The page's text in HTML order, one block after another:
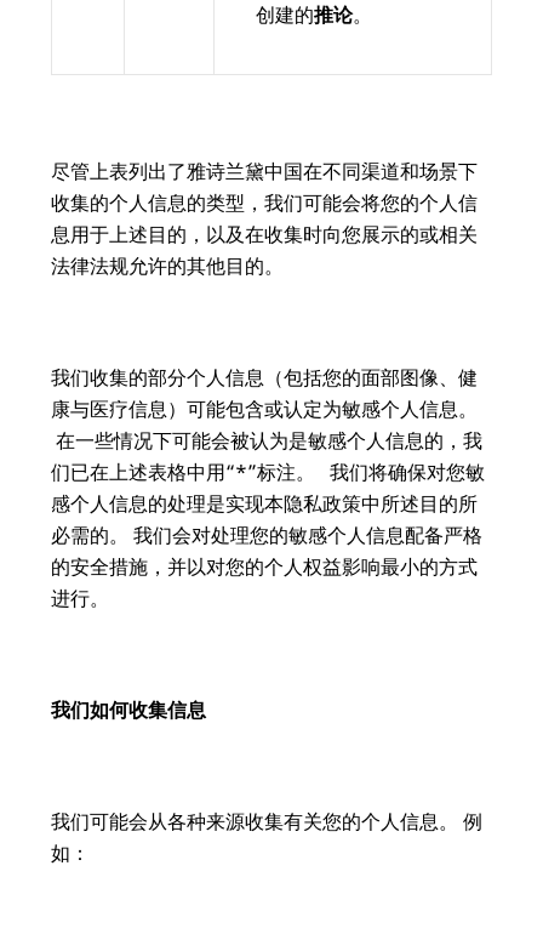
创建的推论。
尽管上表列出了雅诗兰黛中国在不同渠道和场景下
收集的个人信息的类型，我们可能会将您的个人信
息用于上述目的，以及在收集时向您展示的或相关
法律法规允许的其他目的。
我们收集的部分个人信息（包括您的面部图像、健
康与医疗信息）可能包含或认定为敏感个人信息。
在一些情况下可能会被认为是敏感个人信息的，我
们已在上述表格中用“*”标注。 我们将确保对您敏
感个人信息的处理是实现本隐私政策中所述目的所
必需的。 我们会对处理您的敏感个人信息配备严格
的安全措施，并以对您的个人权益影响最小的方式
进行。
我们如何收集信息
我们可能会从各种来源收集有关您的个人信息。 例
如：